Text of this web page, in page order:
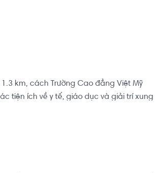
km, cách Trường Cao đẳng Việt Mỹ
tiện ích về y tế, giáo dục và giải trí xung